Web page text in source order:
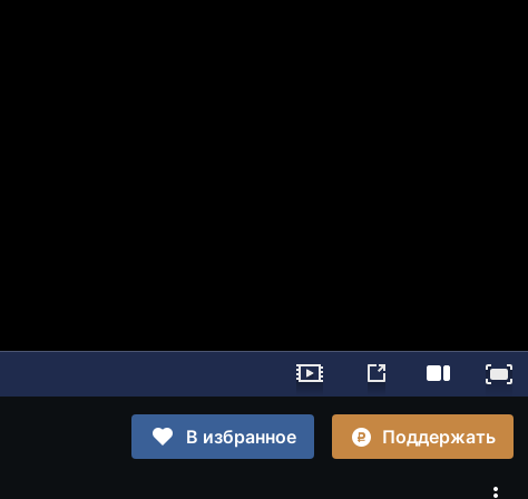
В избранное
Поддержать